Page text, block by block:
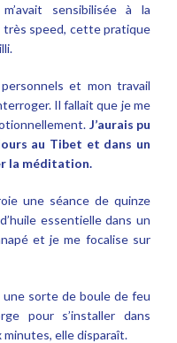
sensibilisée à la
très speed, cette pratique
et mon travail
Il fallait que je me
J’aurais pu
au Tibet et dans un
la méditation.
une séance de quinze
essentielle dans un
et je me focalise sur
une sorte de boule de feu
pour s’installer dans
minutes, elle disparaît.